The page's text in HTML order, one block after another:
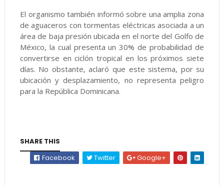
El organismo también informó sobre una amplia zona
de aguaceros con tormentas eléctricas asociada a un
área de baja presión ubicada en el norte del Golfo de
México, la cual presenta un 30% de probabilidad de
convertirse en ciclón tropical en los próximos siete
días. No obstante, aclaró que este sistema, por su
ubicación y desplazamiento, no representa peligro
para la República Dominicana.
SHARE THIS
Facebook
Twitter Google+